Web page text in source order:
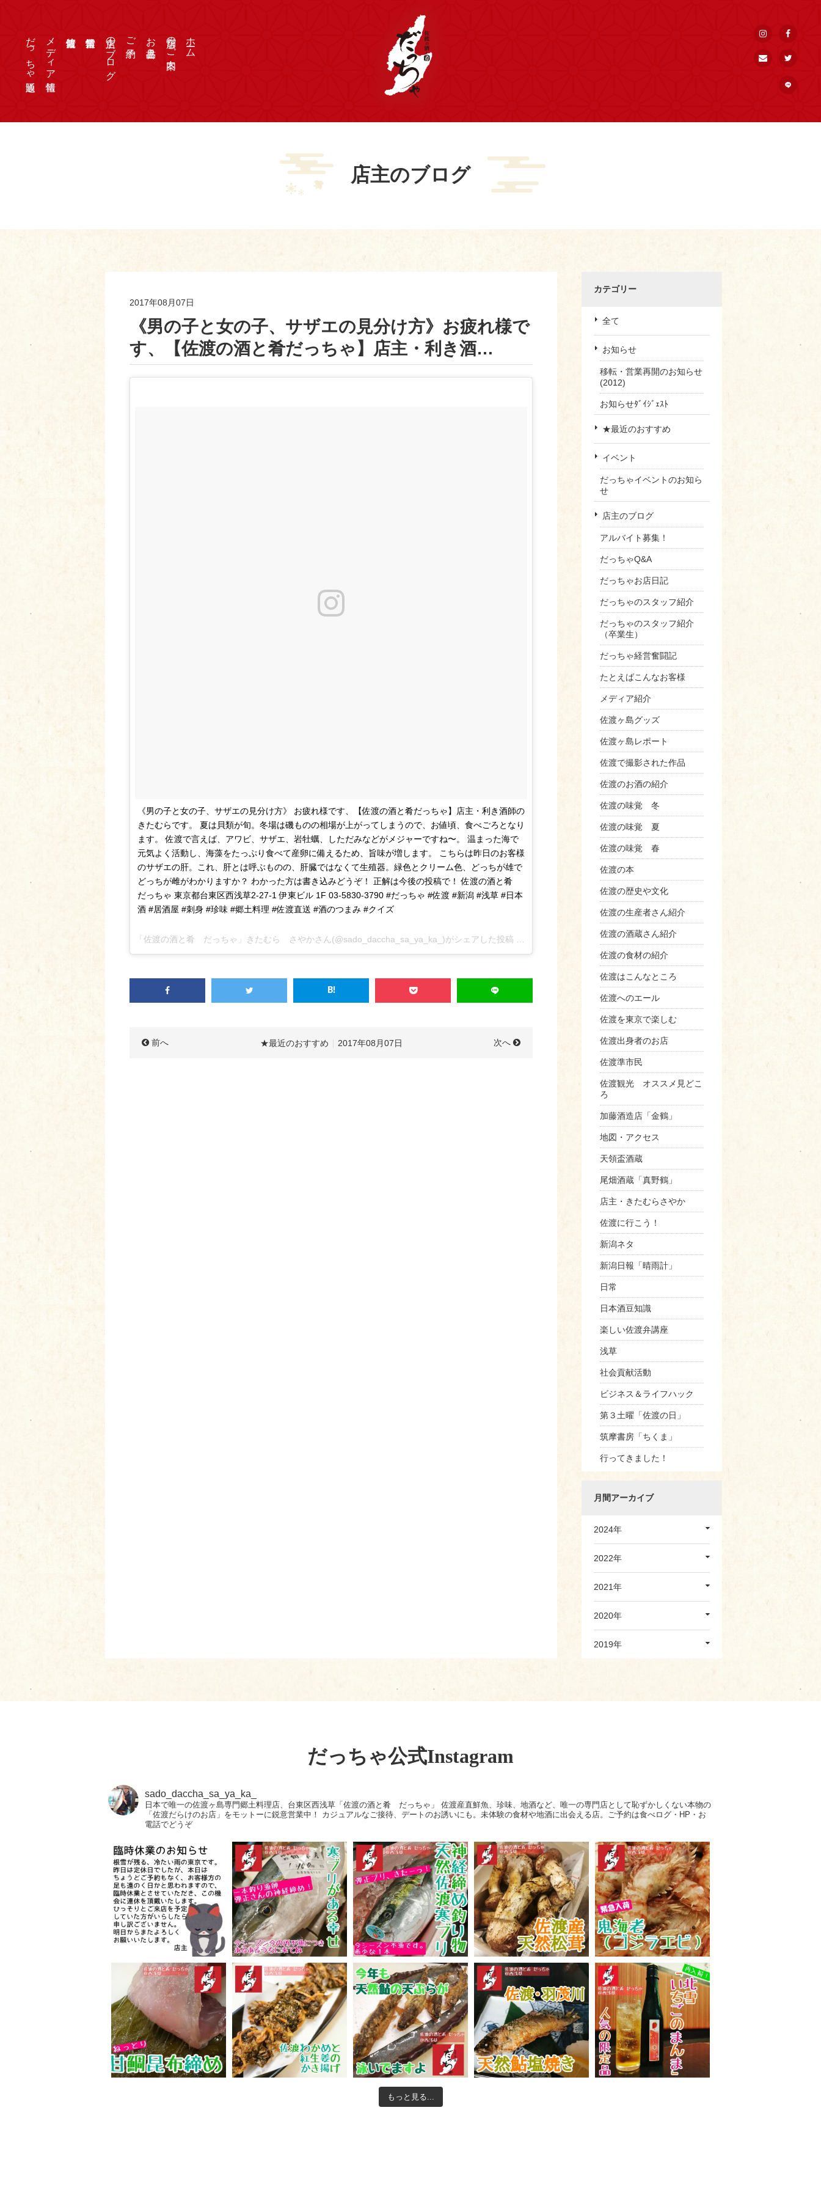
ホーム
店舗のご案内
お品書き
ご予約
店主のブログ
メディア情報
だっちゃ通販
店主のブログ
2017年08月07日
《男の子と女の子、サザエの見分け方》お疲れ様で
す、【佐渡の酒と肴だっちゃ】店主・利き酒…
《男の子と女の子、サザエの見分け方》 お疲れ様です、【佐渡の酒と肴だっちゃ】店主・利き酒師の
きたむらです。 夏は貝類が旬。冬場は磯ものの相場が上がってしまうので、お値頃、食べごろとなり
ます。 佐渡で言えば、アワビ、サザエ、岩牡蠣、しただみなどがメジャーですね〜。 温まった海で
元気よく活動し、海藻をたっぷり食べて産卵に備えるため、旨味が増します。 こちらは昨日のお客様
のサザエの肝。これ、肝とは呼ぶものの、肝臓ではなくて生殖器。緑色とクリーム色、どっちが雄で
どっちが雌がわかりますか？ わかった方は書き込みどうぞ！ 正解は今後の投稿で！ 佐渡の酒と肴
だっちゃ 東京都台東区西浅草2-27-1 伊東ビル 1F 03-5830-3790 #だっちゃ #佐渡 #新潟 #浅草 #日本
酒 #居酒屋 #刺身 #珍味 #郷土料理 #佐渡直送 #酒のつまみ #クイズ
2017 Aug 6 10:43pm PDT
★最近のおすすめ 2017年08月07日
前へ 次へ
カテゴリー
全て
お知らせ
移転・営業再開のお知らせ
(2012)
お知らせﾀﾞｲｼﾞｪｽﾄ
★最近のおすすめ
イベント
だっちゃイベントのお知ら
せ
店主のブログ
アルバイト募集！
だっちゃQ&A
だっちゃお店日記
だっちゃのスタッフ紹介
だっちゃのスタッフ紹介
（卒業生）
だっちゃ経営奮闘記
たとえばこんなお客様
メディア紹介
佐渡ヶ島グッズ
佐渡ヶ島レポート
佐渡で撮影された作品
佐渡のお酒の紹介
佐渡の味覚 冬
佐渡の味覚 夏
佐渡の味覚 春
佐渡の本
佐渡の歴史や文化
佐渡の生産者さん紹介
佐渡の酒蔵さん紹介
佐渡の食材の紹介
佐渡はこんなところ
佐渡へのエール
佐渡を東京で楽しむ
佐渡出身者のお店
佐渡準市民
佐渡観光 オススメ見どこ
ろ
加藤酒造店「金鶴」
地図・アクセス
天領盃酒蔵
尾畑酒蔵「真野鶴」
店主・きたむらさやか
佐渡に行こう！
新潟ネタ
新潟日報「晴雨計」
日常
日本酒豆知識
楽しい佐渡弁講座
浅草
社会貢献活動
ビジネス＆ライフハック
第３土曜「佐渡の日」
筑摩書房「ちくま」
行ってきました！
月間アーカイブ
2024年
2022年
2021年
2020年
2019年
だっちゃ公式Instagram
sado_daccha_sa_ya_ka_
日本で唯一の佐渡ヶ島専門郷土料理店、台東区西浅草「佐渡の酒と肴 だっちゃ」
佐渡産直鮮魚、珍味、地酒など、唯一の専門店として恥ずかしくない本物の
「佐渡だらけのお店」をモットーに鋭意営業中！
カジュアルなご接待、デートのお誘いにも。未体験の食材や地酒に出会える店。ご予約は食べログ・HP・お
電話でどうぞ
もっと見る...